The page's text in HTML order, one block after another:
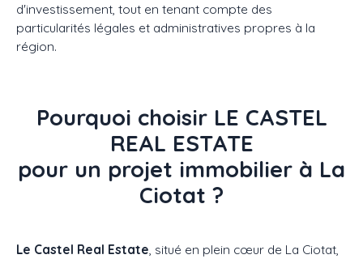
d'investissement, tout en tenant compte des
particularités légales et administratives propres à la
région.
Pourquoi choisir LE CASTEL
REAL ESTATE
pour un projet immobilier à La
Ciotat ?
Le Castel Real Estate, situé en plein cœur de La Ciotat,